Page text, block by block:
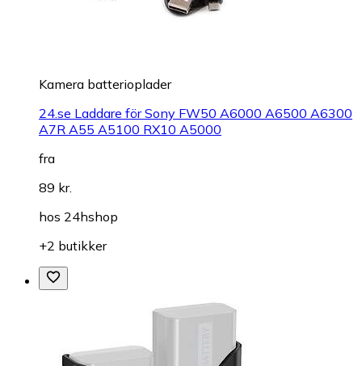
Kamera batterioplader
24.se Laddare för Sony FW50 A6000 A6500 A6300
A7R A55 A5100 RX10 A5000
fra
89 kr.
hos 24hshop
+2 butikker